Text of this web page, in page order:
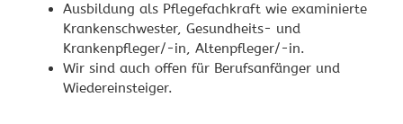
Ausbildung als Pflegefachkraft wie examinierte
Krankenschwester, Gesundheits- und
Krankenpfleger/-in, Altenpfleger/-in.
Wir sind auch offen für Berufsanfänger und
Wiedereinsteiger.